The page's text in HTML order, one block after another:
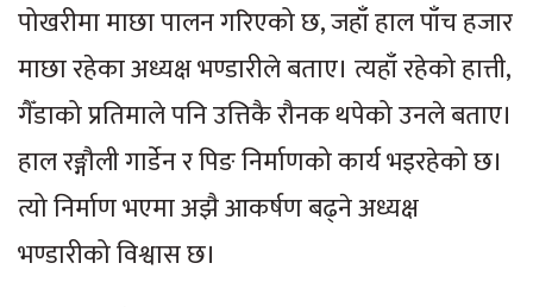
पोखरीमा माछा पालन गरिएको छ, जहाँ हाल पाँच हजार
माछा रहेका अध्यक्ष भण्डारीले बताए। त्यहाँ रहेको हात्ती,
गैँडाको प्रतिमाले पनि उत्तिकै रौनक थपेको उनले बताए।
हाल रङ्गौली गार्डेन र पिङ निर्माणको कार्य भइरहेको छ।
त्यो निर्माण भएमा अझै आकर्षण बढ्ने अध्यक्ष
भण्डारीको विश्वास छ।